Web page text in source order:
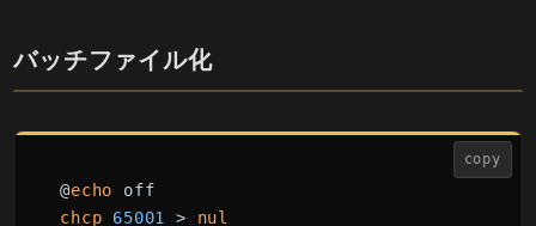
バッチファイル化
copy
@echo
chcp
65001 > nul